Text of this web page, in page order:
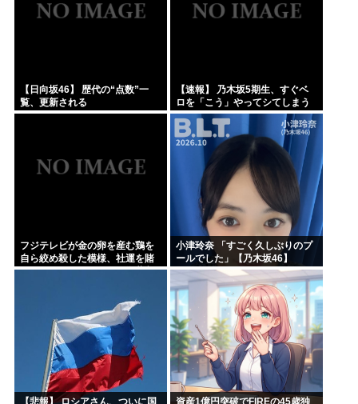
【日向坂46】 歴代の“点数”一
覧、更新される
【速報】 乃木坂5期生、すぐベ
ロを「こう」やってシてしまう
ｗｗｗｗｗｗ
フジテレビが金の卵を産む鶏を
自ら絞め殺した模様、社運を賭
けたドル箱コンテンツが御蔵入
小津玲奈 「すごく久しぶりのプ
ールでした」【乃木坂46】
【悲報】 ロシアさん、ついに国 資産1億円突破でFIREの45歳独